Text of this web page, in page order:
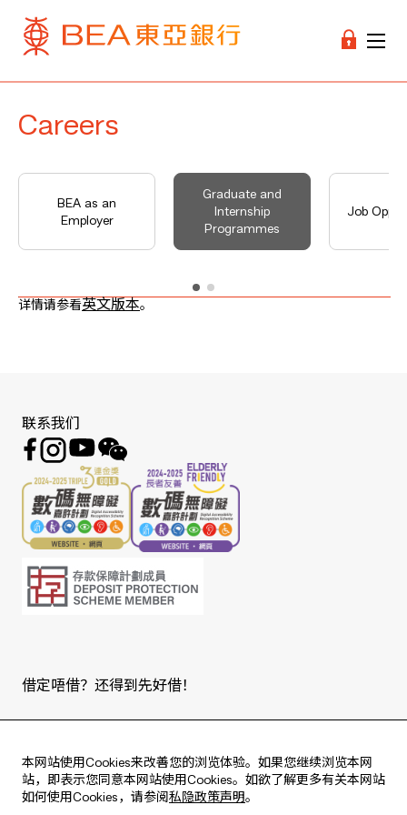
Careers
BEA as an
Employer
Graduate and
Internship
Programmes
Job
详情请参看英文版本。
本网站使用Cookies来改善您的浏览体验。如果您继续浏览本网
站，即表示您同意本网站使用Cookies。如欲了解更多有关本网站
如何使用Cookies，请参阅 私隐政策声明。
联系我们
借定唔借？还得到先好借！